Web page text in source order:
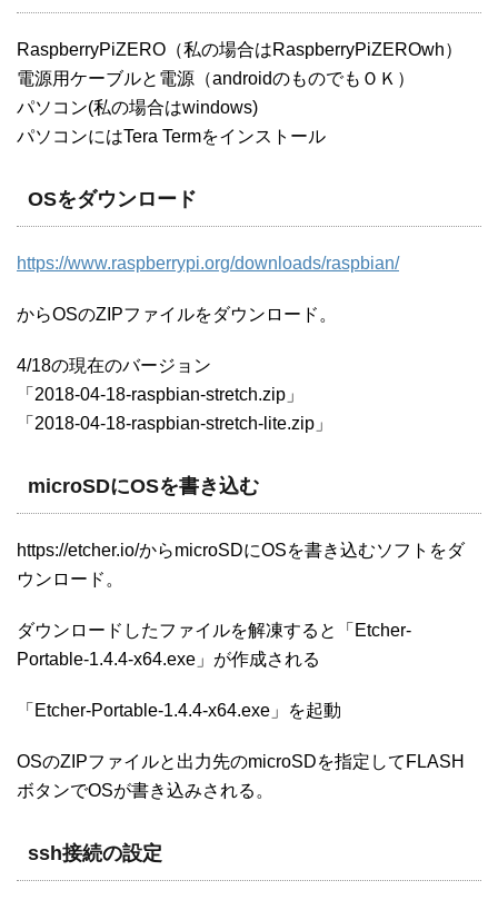
RaspberryPiZERO（私の場合はRaspberryPiZEROwh）
電源用ケーブルと電源（androidのものでもＯＫ）
パソコン(私の場合はwindows)
パソコンにはTera Termをインストール
OSをダウンロード
https://www.raspberrypi.org/downloads/raspbian/
からOSのZIPファイルをダウンロード。
4/18の現在のバージョン
「2018-04-18-raspbian-stretch.zip」
「2018-04-18-raspbian-stretch-lite.zip」
microSDにOSを書き込む
https://etcher.io/からmicroSDにOSを書き込むソフトをダ
ウンロード。
ダウンロードしたファイルを解凍すると「Etcher-
Portable-1.4.4-x64.exe」が作成される
「Etcher-Portable-1.4.4-x64.exe」を起動
OSのZIPファイルと出力先のmicroSDを指定してFLASH
ボタンでOSが書き込みされる。
ssh接続の設定